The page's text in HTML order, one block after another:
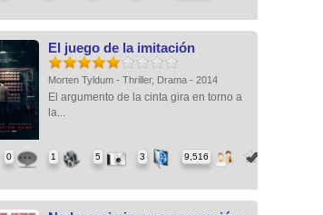
El juego de la imitación
Morten Tyldum - Thriller, Drama - 2014
El argumento de la cinta gira en torno a
la...
0 1 5 3 9,516